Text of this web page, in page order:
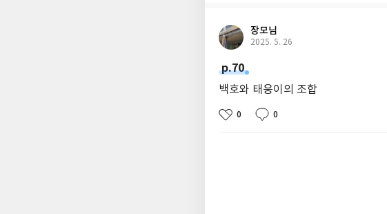
장모님
2025. 5. 26
p.70
백호와 태웅이의 조합
0 0